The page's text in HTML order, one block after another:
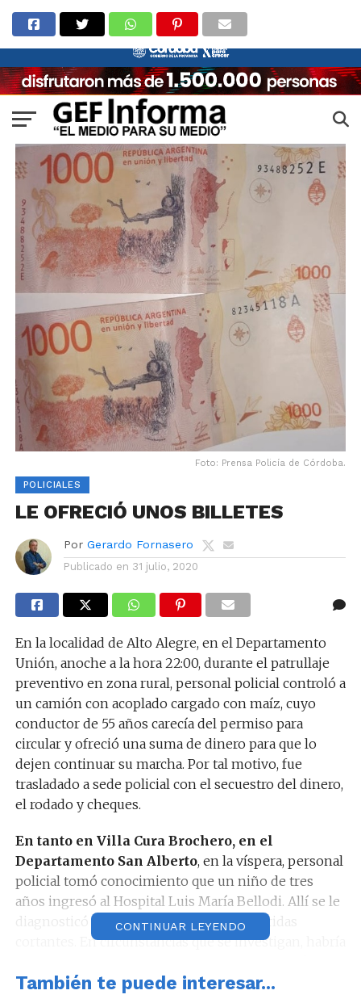
Foto: Prensa Policía de Córdoba.
POLICIALES
LE OFRECIÓ UNOS BILLETES
Por Gerardo Fornasero
Publicado en 31 julio, 2020
En la localidad de Alto Alegre, en el Departamento
Unión, anoche a la hora 22:00, durante el patrullaje
preventivo en zona rural, personal policial controló a
un camión con acoplado cargado con maíz, cuyo
conductor de 55 años carecía del permiso para
circular y ofreció una suma de dinero para que lo
dejen continuar su marcha. Por tal motivo, fue
trasladado a sede policial con el secuestro del dinero,
el rodado y cheques.
En tanto en Villa Cura Brochero, en el
Departamento San Alberto, en la víspera, personal
policial tomó conocimiento que un niño de tres
años ingresó al Hospital Luis María Bellodi. Allí se le
diagnosticó traumatismo de cráneo y heridas
cortantes. En circunstancias que se investigan, habría
Luego, el niño fue derivado al Hospital de Niños de
CONTINUAR LEYENDO
También te puede interesar...